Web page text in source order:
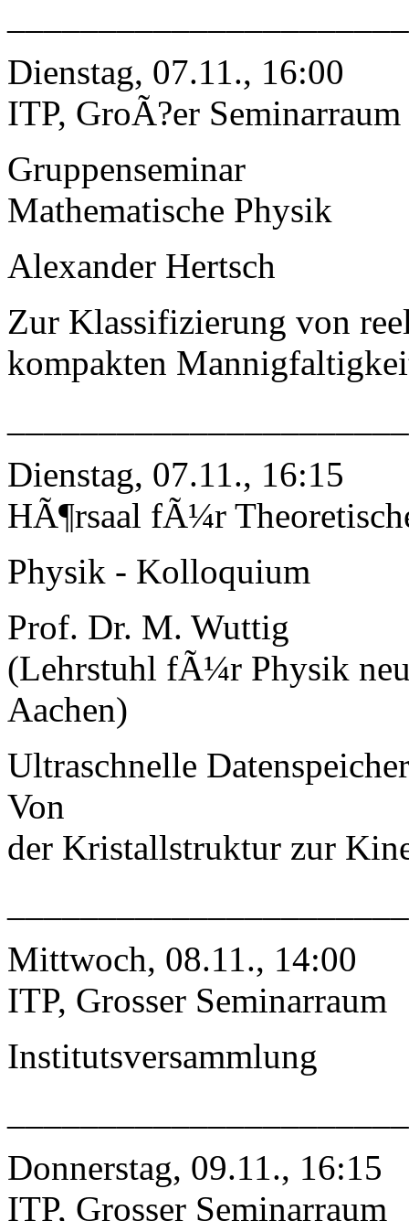
Dienstag, 07.11., 16:00
ITP, GroÃ?er Seminarraum
Gruppenseminar
Mathematische Physik
Alexander Hertsch
Zur Klassifizierung von
kompakten
Dienstag, 07.11., 16:15
HÃ¶rsaal fÃ¼r
Physik - Kolloquium
Prof. Dr. M. Wuttig
(Lehrstuhl fÃ¼r Physik
Aachen)
Ultraschnelle
Von
der Kristallstruktur zur
Mittwoch, 08.11., 14:00
ITP, Grosser Seminarraum
Institutsversammlung
Donnerstag, 09.11., 16:15
ITP, Grosser Seminarraum